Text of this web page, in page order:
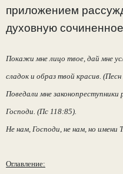
приложением
духовную
Покажи мне лицо твое, дай мне
сладок и образ твой красив.
Поведали мне законопреступники
Господи. (Пс 118:85).
Не нам, Господи, не нам, но имени
Оглавление: